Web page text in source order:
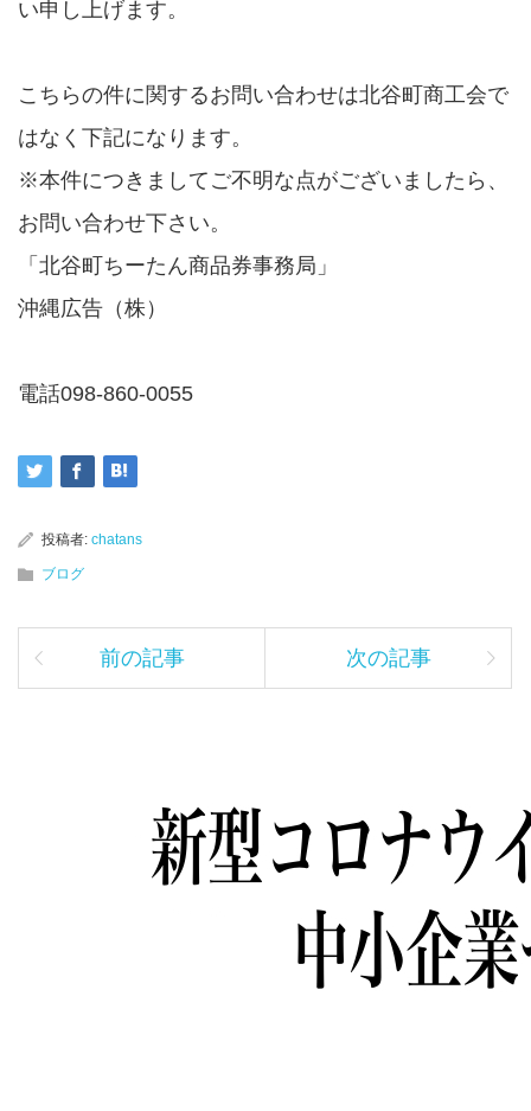
い申し上げます。
こちらの件に関するお問い合わせは北谷町商工会で
はなく下記になります。
※本件につきましてご不明な点がございましたら、
お問い合わせ下さい。
「北谷町ちーたん商品券事務局」
沖縄広告（株）
電話098-860-0055
投稿者: chatans
ブログ
前の記事 次の記事